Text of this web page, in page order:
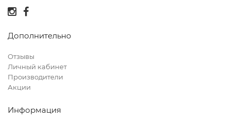
Дополнительно
Отзывы
Личный кабинет
Производители
Акции
Информация